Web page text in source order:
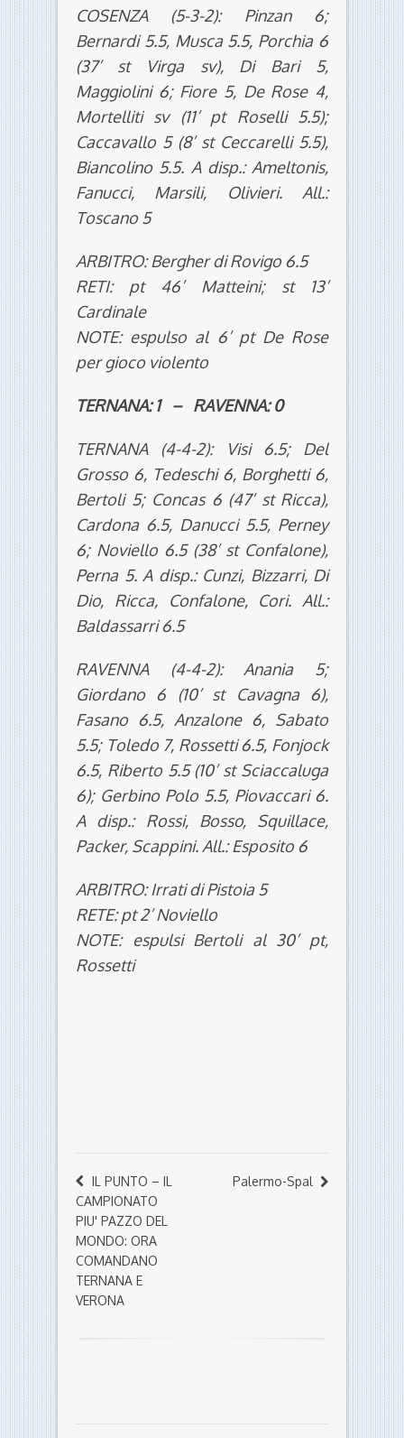
COSENZA (5-3-2): Pinzan 6;
Bernardi 5.5, Musca 5.5, Porchia 6
(37’ st Virga sv), Di Bari 5,
Maggiolini 6; Fiore 5, De Rose 4,
Mortelliti sv (11’ pt Roselli 5.5);
Caccavallo 5 (8’ st Ceccarelli 5.5),
Biancolino 5.5. A disp.: Ameltonis,
Fanucci, Marsili, Olivieri. All.:
Toscano 5
ARBITRO: Bergher di Rovigo 6.5
RETI: pt 46’ Matteini; st 13’
Cardinale
NOTE: espulso al 6’ pt De Rose
per gioco violento
TERNANA: 1 – RAVENNA: 0
TERNANA (4-4-2): Visi 6.5; Del
Grosso 6, Tedeschi 6, Borghetti 6,
Bertoli 5; Concas 6 (47’ st Ricca),
Cardona 6.5, Danucci 5.5, Perney
6; Noviello 6.5 (38’ st Confalone),
Perna 5. A disp.: Cunzi, Bizzarri, Di
Dio, Ricca, Confalone, Cori. All.:
Baldassarri 6.5
RAVENNA (4-4-2): Anania 5;
Giordano 6 (10’ st Cavagna 6),
Fasano 6.5, Anzalone 6, Sabato
5.5; Toledo 7, Rossetti 6.5, Fonjock
6.5, Riberto 5.5 (10’ st Sciaccaluga
6); Gerbino Polo 5.5, Piovaccari 6.
A disp.: Rossi, Bosso, Squillace,
Packer, Scappini. All.: Esposito 6
ARBITRO: Irrati di Pistoia 5
RETE: pt 2’ Noviello
NOTE: espulsi Bertoli al 30’ pt,
Rossetti
IL PUNTO – IL
CAMPIONATO
PIU' PAZZO DEL
MONDO: ORA
COMANDANO
TERNANA E
VERONA
Palermo-Spal